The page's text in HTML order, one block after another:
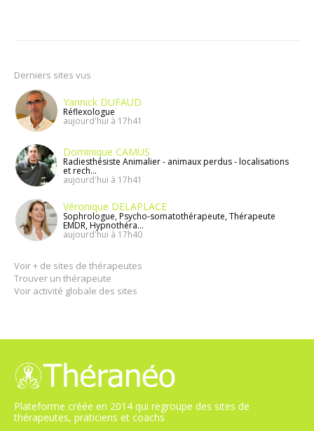
Derniers sites vus
Yannick DUFAUD
Réflexologue
aujourd'hui à 17h41
Dominique CAMUS
Radiesthésiste Animalier - animaux perdus - localisations
et rech...
aujourd'hui à 17h41
Véronique DELAPLACE
Sophrologue, Psycho-somatothérapeute, Thérapeute
EMDR, Hypnothéra...
aujourd'hui à 17h40
Voir + de sites de thérapeutes
Trouver un thérapeute
Voir activité globale des sites
Plateforme créée en 2014 qui regroupe des sites de
thérapeutes, praticiens et coachs